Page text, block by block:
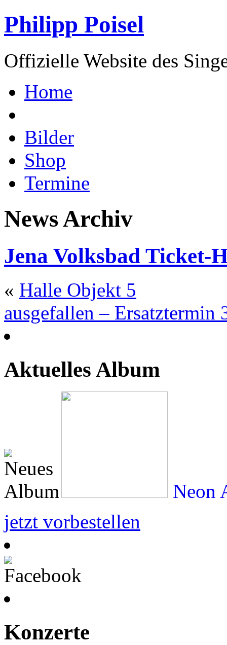
Philipp Poisel
Offizielle Website des
Home
Bilder
Shop
Termine
News Archiv
Jena Volksbad Ticket-
« Halle Objekt 5
ausgefallen –
Aktuelles Album
Neon
jetzt vorbestellen
Konzerte